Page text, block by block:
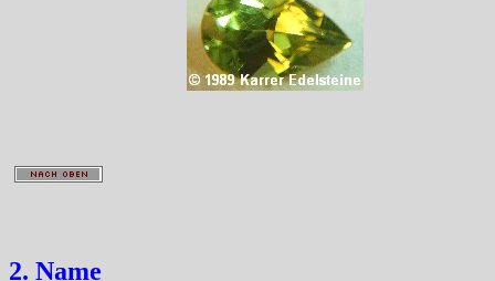
2. Name